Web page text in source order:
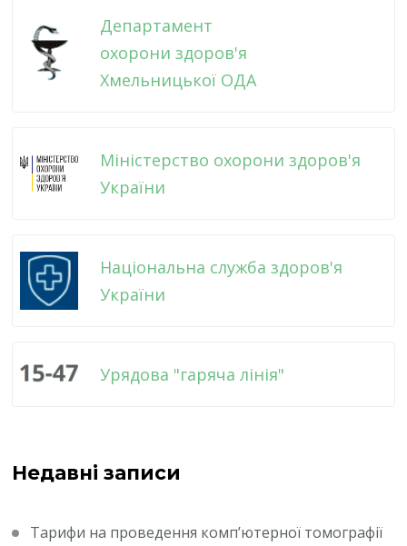
Департамент
охорони здоров'я
Хмельницької ОДА
Міністерство охорони здоров'я
України
Національна служба здоров'я
України
Урядова "гаряча лінія"
Недавні записи
Тарифи на проведення комп’ютерної томографії